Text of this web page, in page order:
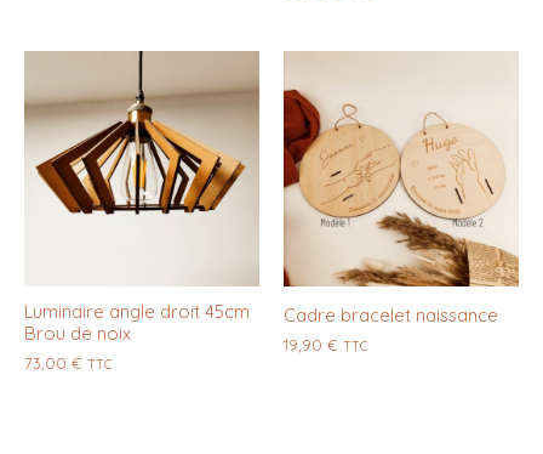
Luminaire angle droit 45cm
Brou de noix
73,00 € TTC
Cadre bracelet naissance
19,90 € TTC